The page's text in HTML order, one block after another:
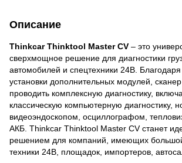
Описание
Thinkcar Thinktool Master CV – это
сверхмощное решение для диагностики
автомобилей и спецтехники 24В.
установки дополнительных модулей,
проводить комплексную диагностику,
классическую компьютерную диагностику,
видеоэндоскопом, осциллографом,
АКБ. Thinkcar Thinktool Master CV станет
решением для компаний, имеющих
техники 24В, площадок, импортеров,